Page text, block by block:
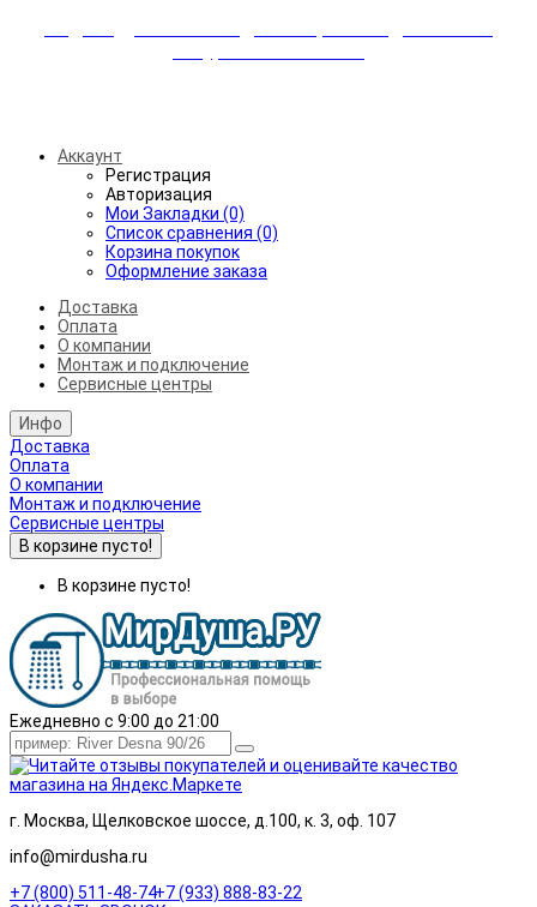
Аккаунт
Регистрация
Авторизация
Мои Закладки (0)
Список сравнения (0)
Корзина покупок
Оформление заказа
Доставка
Оплата
О компании
Монтаж и подключение
Сервисные центры
Инфо
Доставка
Оплата
О компании
Монтаж и подключение
Сервисные центры
В корзине пусто!
В корзине пусто!
Ежедневно с 9:00 до 21:00
г. Москва, Щелковское шоссе, д.100, к. 3, оф. 107
info@mirdusha.ru
+7 (800) 511-48-74+7 (933) 888-83-22